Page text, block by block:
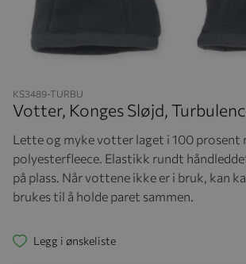
KS3489-TURBU
Votter, Konges Sløjd,
Lette og myke votter laget i 100 prosent
polyesterfleece. Elastikk rundt
på plass. Når vottene ikke er i bruk, kan
brukes til å holde paret sammen.
Legg i ønskeliste